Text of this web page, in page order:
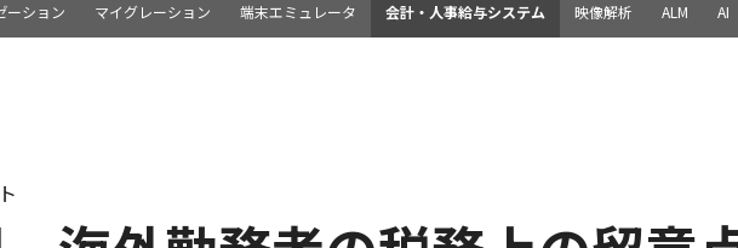
ーション マイグレーション 端末エミュレータ 会計・人事給与システム 映像解析 ALM AI